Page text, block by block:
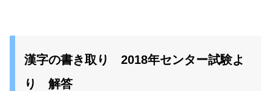
漢字の書き取り 2018年センター試験よ
り 解答